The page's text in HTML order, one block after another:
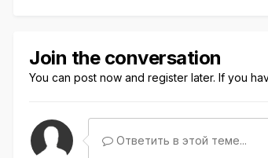
Join the conversation
You can post now and register later. If you
Ответить в этой теме...